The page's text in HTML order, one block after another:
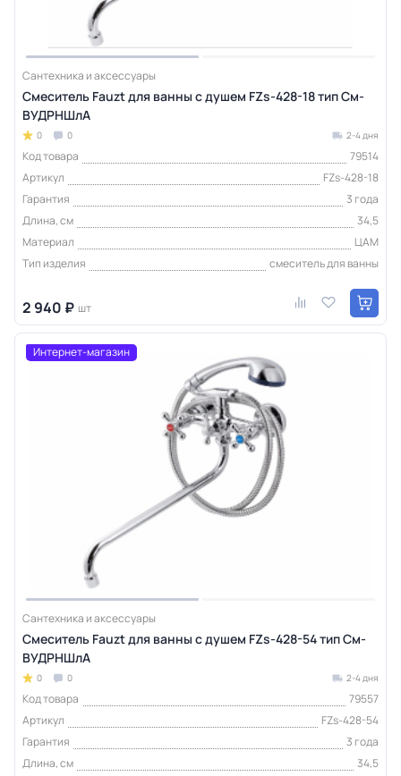
Сантехника и аксессуары
Смеситель Fauzt для ванны с душем FZs-428-18 тип См-
ВУДРНШлА
0 0 2-4 дня
Код товара
79514
Артикул
FZs-428-18
Гарантия
3 года
Длина, см
34,5
Материал
ЦАМ
Тип изделия
смеситель для ванны
2 940 ₽ шт
Интернет-магазин
Сантехника и аксессуары
Смеситель Fauzt для ванны с душем FZs-428-54 тип См-
ВУДРНШлА
0 0 2-4 дня
Код товара
79557
Артикул
FZs-428-54
Гарантия
3 года
Длина, см
34,5